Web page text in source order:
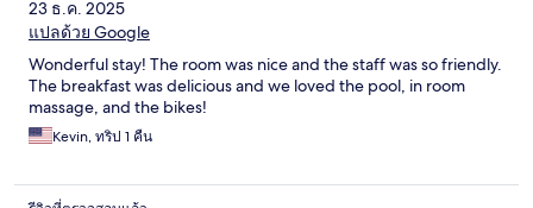
23 ธ.ค. 2025
แปลด้วย Google
Wonderful stay! The room was nice and the staff was so friendly.
The breakfast was delicious and we loved the pool, in room
massage, and the bikes!
Kevin, ทริป 1 คืน